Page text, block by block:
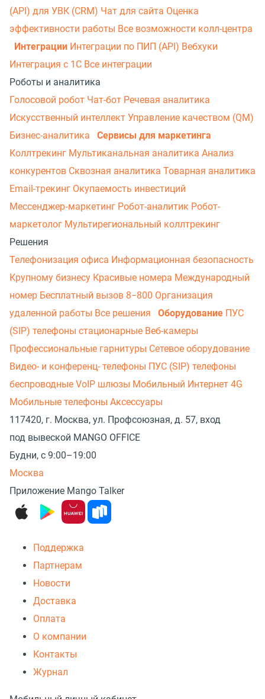
(API) для УВК (CRM) Чат для сайта Оценка
эффективности работы Все возможности колл-центра
Интеграции Интеграции по ПИП (API) Вебхуки
Интеграция с 1С Все интеграции
Роботы и аналитика
Голосовой робот Чат-бот Речевая аналитика
Искусственный интеллект Управление качеством (QM)
Бизнес-аналитика
Сервисы для маркетинга
Коллтрекинг Мультиканальная аналитика Анализ
конкурентов Сквозная аналитика Товарная аналитика
Email-трекинг Окупаемость инвестиций
Мессенджер‑маркетинг Робот-аналитик Робот-
маркетолог Мультирегиональный коллтрекинг
Решения
Телефонизация офиса Информационная безопасность
Крупному бизнесу Красивые номера Международный
номер Бесплатный вызов 8−800 Организация
удаленной работы Все решения Оборудование ПУС
(SIP) телефоны стационарные Веб-камеры
Профессиональные гарнитуры Сетевое оборудование
Видео- и конференц- телефоны ПУС (SIP) телефоны
беспроводные VoIP шлюзы Мобильный Интернет 4G
Мобильные телефоны Аксессуары
117420, г. Москва, ул. Профсоюзная, д. 57, вход
под вывеской MANGO OFFICE
Будни, с 9:00–19:00
Москва
Приложение Mango Talker
Поддержка
Партнерам
Новости
Доставка
Оплата
О компании
Контакты
Журнал